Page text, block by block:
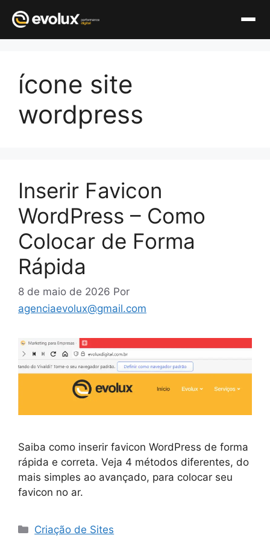
conteúdo
ícone site
wordpress
Inserir Favicon
WordPress – Como
Colocar de Forma
Rápida
8 de maio de 2026 Por
agenciaevolux@gmail.com
Saiba como inserir favicon WordPress de forma
rápida e correta. Veja 4 métodos diferentes, do
mais simples ao avançado, para colocar seu
favicon no ar.
Categorias
Criação de Sites